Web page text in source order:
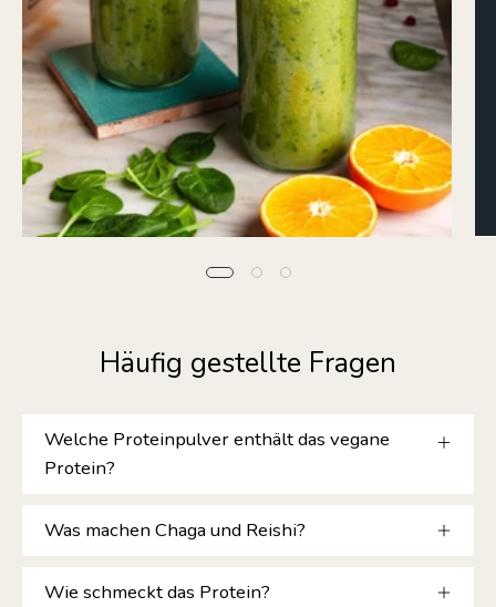
Häufig gestellte Fragen
Welche Proteinpulver enthält das vegane
Protein?
Was machen Chaga und Reishi?
Wie schmeckt das Protein?